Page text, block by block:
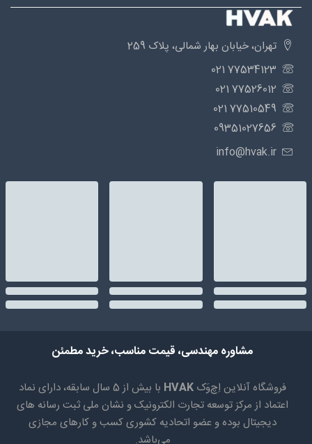
تهران، خیابان بهار شمالی، پلاک 259
77534123 021
77526012 021
77510549 021
09351027656
info@hvak.ir
مشاوره مهندسی، قیمت مناسب، خرید مطمئن
فروشگاه آنلاین اِچ‌وَک HVAK
با بیش از 5 سال سابقه، دارای نماد
اعتماد از مرکز توسعه تجارت الکترونیک و نشان ملی ثبت رسانه های
دیجیتال بوده و عضو اتحادیه کشوری کسب و کارهای مجازی
می‌باشد.